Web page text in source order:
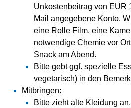
Unkostenbeitrag von EUR
Mail angegebene Konto.
eine Rolle Film, eine
notwendige Chemie vor
Snack am Abend.
Bitte gebt ggf. spezielle
vegetarisch) in den
Mitbringen:
Bitte zieht alte Kleidung